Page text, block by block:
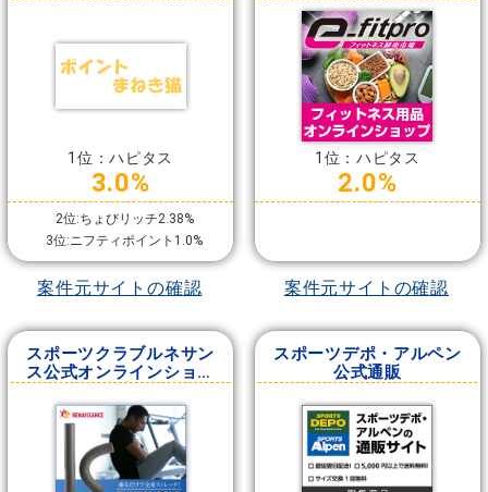
1位：ハピタス
3.0%
2位:ちょびリッチ2.38%
3位:ニフティポイント1.0%
案件元サイトの確認
1位：ハピタス
2.0%
案件元サイトの確認
スポーツクラブルネサン
ス公式オンラインショッ
スポーツデポ・アルペン
公式通販